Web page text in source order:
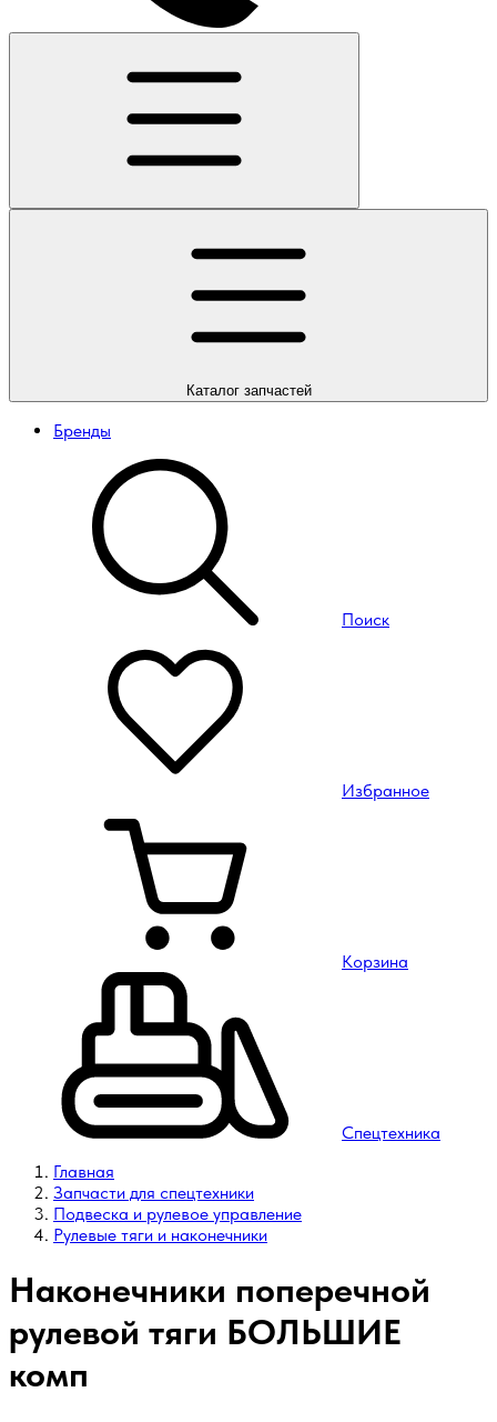
Каталогзапчастей
Бренды
Поиск
Избранное
Корзина
Спецтехника
Главная
Запчасти для спецтехники
Подвеска и рулевое управление
Рулевые тяги и наконечники
Наконечники поперечной
рулевой тяги БОЛЬШИЕ
комп